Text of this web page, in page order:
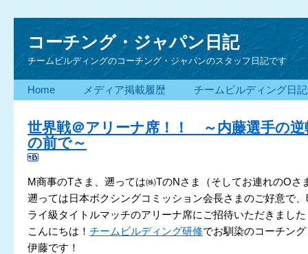
コーチング・ジャパン日記
チームビルディングのコーチング・ジャパンのスタッフ日記です
Home メディア掲載履歴 チームビルディング日記
世界戦＠アリーナ席！！ ～内藤選手の逆
の前で～
M商事のTさま、遡っては㈱TのNさま（そしてお連れのOさ
遡っては日本ボクシングコミッション会長さまのご好意で
ライ級タイトルマッチのアリーナ席にご招待いただきまし
こんにちは！ チームビルディング研修でお馴染のコーチン
伊藤です！